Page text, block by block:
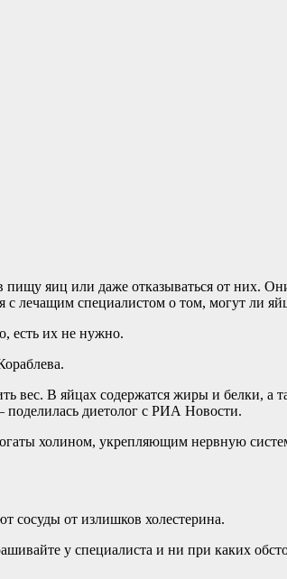
пищу яиц или даже отказываться от них.
лечащим специалистом о том, могут ли
есть их не нужно.
вес. В яйцах содержатся жиры и белки, а
диетолог с РИА Новости.
холином, укрепляющим нервную
сосуды от излишков холестерина.
у специалиста и ни при каких